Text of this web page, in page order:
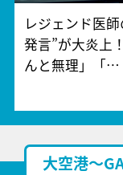
レジェンド医
発言”が大炎上
んと無理」「…
大空港～